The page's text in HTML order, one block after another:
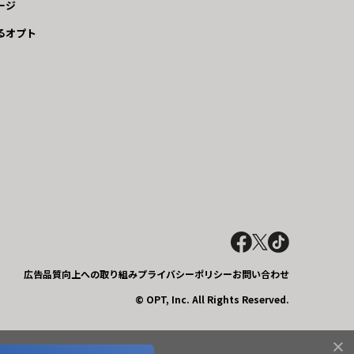
ジ
オプト
広告品質向上への取り組みプライバシーポリシーお問い合わせ
© OPT, Inc. All Rights Reserved.